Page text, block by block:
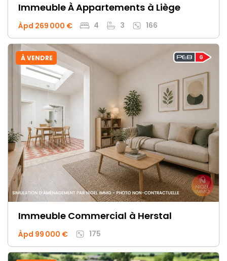
Immeuble À Appartements à Liège
Àpd 269 000 € 4 3 166
À VENDRE
Immeuble Commercial à Herstal
Àpd 99 000 € 175